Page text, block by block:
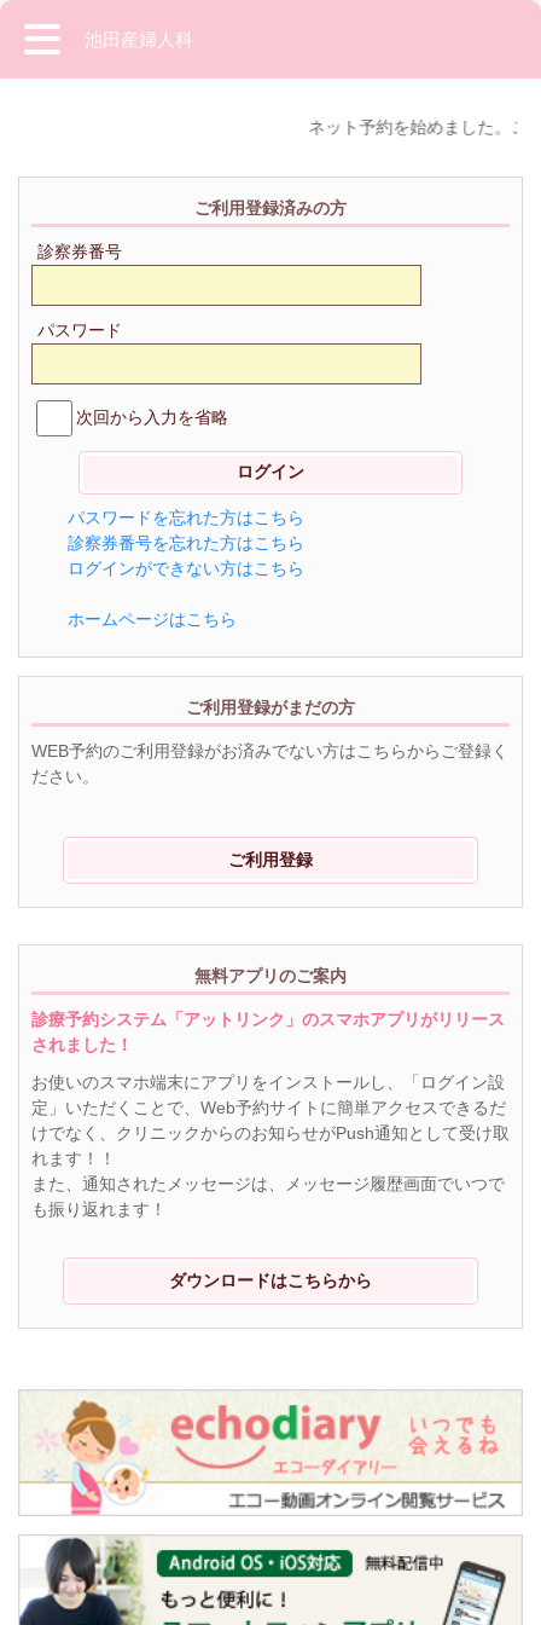
池田産婦人科
ネット予約を始めました。ご
ご利用登録済みの方
診察券番号
パスワード
次回から入力を省略
パスワードを忘れた方はこちら
診察券番号を忘れた方はこちら
ログインができない方はこちら
ホームページはこちら
ご利用登録がまだの方
WEB予約のご利用登録がお済みでない方はこちらからご登録く
ださい。
ご利用登録
無料アプリのご案内
診療予約システム「アットリンク」のスマホアプリがリリース
されました！
お使いのスマホ端末にアプリをインストールし、「ログイン設
定」いただくことで、Web予約サイトに簡単アクセスできるだ
けでなく、クリニックからのお知らせがPush通知として受け取
れます！！
また、通知されたメッセージは、メッセージ履歴画面でいつで
も振り返れます！
ダウンロードはこちらから